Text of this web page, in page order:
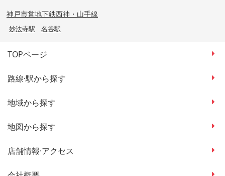
神戸市営地下鉄西神・山手線
妙法寺駅 名谷駅
TOPページ
路線·駅から探す
地域から探す
地図から探す
店舗情報·アクセス